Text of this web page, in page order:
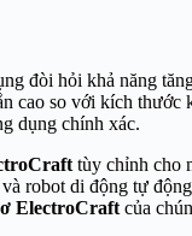
đòi hỏi khả năng
cao so với kích
dụng chính xác.
tùy chỉnh cho
robot di động tự
ElectroCraft của